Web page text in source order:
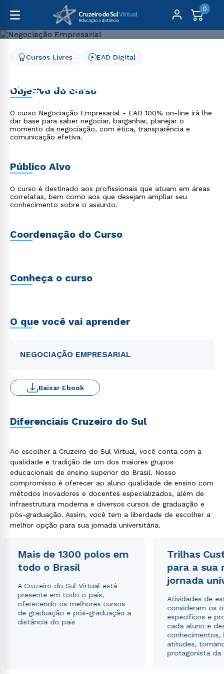
0
Cursos Livres
Gestão e Negócios
Negociação Empresarial
Cursos Livres EAD Digital
Objetivo do curso
O curso Negociação Empresarial - EAD 100% on-line irá lhe
dar base para saber negociar, barganhar, planejar o
momento da negociação, com ética, transparência e
comunicação efetiva.
Público Alvo
O curso é destinado aos profissionais que atuam em áreas
correlatas, bem como aos que desejam ampliar seu
conhecimento sobre o assunto.
Coordenação do Curso
Conheça o curso
O que você vai aprender
NEGOCIAÇÃO EMPRESARIAL
Baixar Ebook
Diferenciais Cruzeiro do Sul
Ao escolher a Cruzeiro do Sul Virtual, você conta com a
qualidade e tradição de um dos maiores grupos
educacionais de ensino superior do Brasil. Nosso
compromisso é oferecer ao aluno qualidade de ensino com
métodos inovadores e docentes especializados, além de
infraestrutura moderna e diversos cursos de graduação e
pós-graduação. Assim, você tem a liberdade de escolher a
melhor opção para sua jornada universitária.
Mais de 1300 polos em
todo o Brasil
A Cruzeiro do Sul Virtual está
presente em todo o país,
oferecendo os melhores cursos
de graduação e pós-graduação a
distância do país
Trilhas
para a sua
jornada
Atividades de
consideram os
específicos e
cada aluno e
conhecimentos,
atitudes,
protagonista da